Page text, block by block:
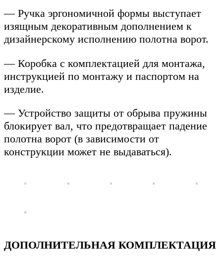
— Ручка эргономичной формы выступает
изящным декоративным дополнением к
дизайнерскому исполнению полотна ворот.
— Коробка с комплектацией для монтажа,
инструкцией по монтажу и паспортом на
изделие.
— Устройство защиты от обрыва пружины
блокирует вал, что предотвращает падение
полотна ворот (в зависимости от
конструкции может не выдаваться).
ДОПОЛНИТЕЛЬНАЯ КОМПЛЕКТАЦИЯ